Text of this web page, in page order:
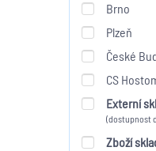
Brno
Plzeň
České
CS
Externí
(dostupnost
Zboží